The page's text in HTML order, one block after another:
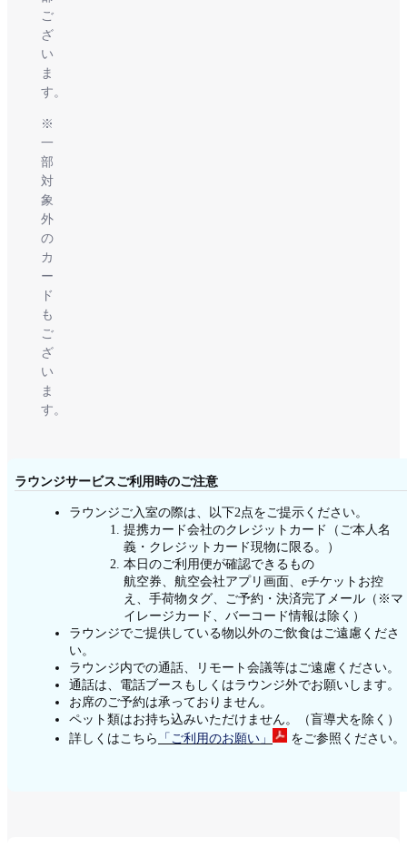
ご
ざ
い
ま
す。
※
一
部
対
象
外
の
カ
ー
ド
も
ご
ざ
い
ま
す。
ラウンジサービスご利用時のご注意
ラウンジご入室の際は、以下2点をご提示ください。
提携カード会社のクレジットカード（ご本人名
義・クレジットカード現物に限る。）
本日のご利用便が確認できるもの
航空券、航空会社アプリ画面、eチケットお控
え、手荷物タグ、ご予約・決済完了メール（※マ
イレージカード、バーコード情報は除く）
ラウンジでご提供している物以外のご飲食はご遠慮くださ
い。
ラウンジ内での通話、リモート会議等はご遠慮ください。
通話は、電話ブースもしくはラウンジ外でお願いします。
お席のご予約は承っておりません。
ペット類はお持ち込みいただけません。（盲導犬を除く）
詳しくはこちら
「ご利用のお願い」 をご参照ください。